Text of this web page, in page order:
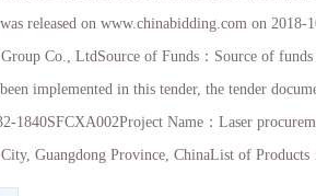
released on www.chinabidding.com on 2018-
Co., LtdSource of Funds ： Source of funds
implemented in this tender, the tender
1840SFCXA002Project Name ： Laser
City, Guangdong Province, ChinaList of Products